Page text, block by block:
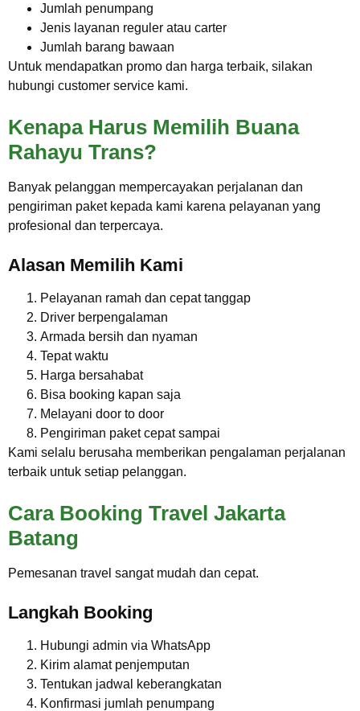
Jumlah penumpang
Jenis layanan reguler atau carter
Jumlah barang bawaan
Untuk mendapatkan promo dan harga terbaik, silakan
hubungi customer service kami.
Kenapa Harus Memilih Buana
Rahayu Trans?
Banyak pelanggan mempercayakan perjalanan dan
pengiriman paket kepada kami karena pelayanan yang
profesional dan terpercaya.
Alasan Memilih Kami
Pelayanan ramah dan cepat tanggap
Driver berpengalaman
Armada bersih dan nyaman
Tepat waktu
Harga bersahabat
Bisa booking kapan saja
Melayani door to door
Pengiriman paket cepat sampai
Kami selalu berusaha memberikan pengalaman perjalanan
terbaik untuk setiap pelanggan.
Cara Booking Travel Jakarta
Batang
Pemesanan travel sangat mudah dan cepat.
Langkah Booking
Hubungi admin via WhatsApp
Kirim alamat penjemputan
Tentukan jadwal keberangkatan
Konfirmasi jumlah penumpang